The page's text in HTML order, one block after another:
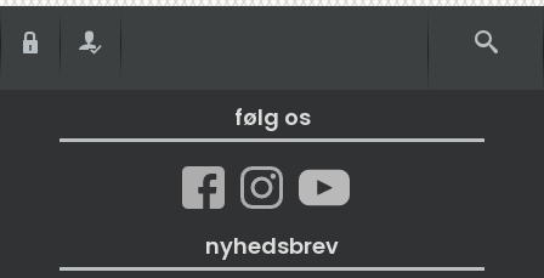
følg os
nyhedsbrev